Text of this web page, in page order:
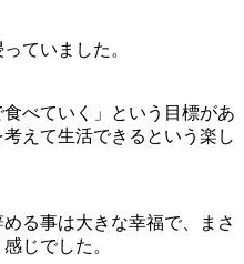
ていました。
べていく」という目標があ
えて生活できるという楽し
る事は大きな幸福で、まさ
じでした。